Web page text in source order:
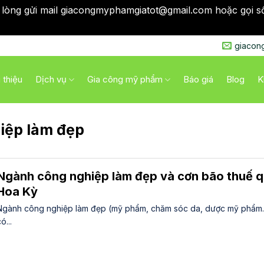
gửi mail giacongmyphamgiatot@gmail.com hoặc
thiệu Dịch vụ Gia công mỹ phẩm Báo giá Blog
làm đẹp
công nghiệp làm đẹp và cơn bão thuế
Kỳ
công nghiệp làm đẹp (mỹ phẩm, chăm sóc da, dược mỹ